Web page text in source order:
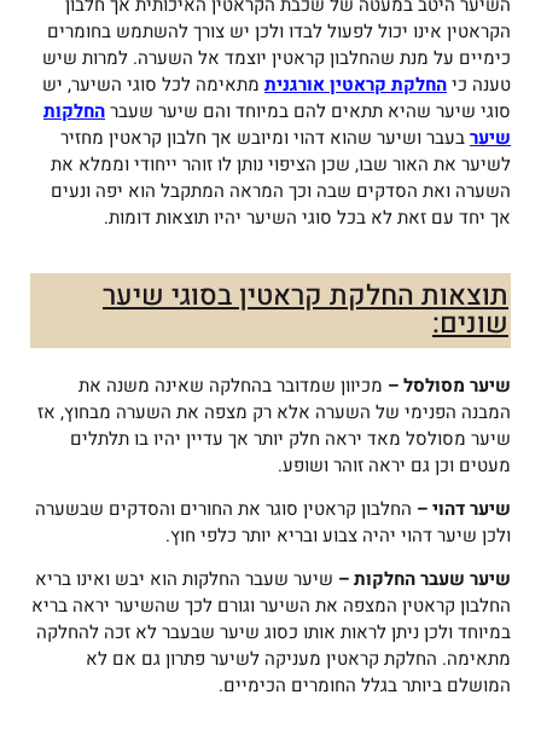
הקראטין אינו יכול לפעול לבדו ולכן יש צורך להשתמש בחומרים
כימיים על מנת שהחלבון קראטין יוצמד אל השערה. למרות שיש
טענה כיהחלקת קראטין אורגנית מתאימה לכל סוגי השיער, יש
סוגי שיער שהיא תתאים להם במיוחד והם שיער שעברהחלקות
שיערבעבר ושיער שהוא דהוי ומיובש אך חלבון קראטין מחזיר
לשיער את האור שבו, שכן הציפוי נותן לו זוהר ייחודי וממלא את
השערה ואת הסדקים שבה וכך המראה המתקבל הוא יפה ונעים
אך יחד עם זאת לא בכל סוגי השיער יהיו תוצאות דומות.
תוצאות החלקת קראטין בסוגי שיער
שונים:
שיער מסולסל – מכיוון שמדובר בהחלקה שאינה משנה את
המבנה הפנימי של השערה אלא רק מצפה את השערה מבחוץ, אז
שיער מסולסל מאד יראה חלק יותר אך עדיין יהיו בו תלתלים
מעטים וכן גם יראה זוהר ושופע.
שיער דהוי – החלבון קראטין סוגר את החורים והסדקים שבשערה
ולכן שיער דהוי יהיה צבוע ובריא יותר כלפי חוץ.
שיער שעבר החלקות – שיער שעבר החלקות הוא יבש ואינו בריא
החלבון קראטין המצפה את השיער וגורם לכך שהשיער יראה בריא
במיוחד ולכן ניתן לראות אותו כסוג שיער שבעבר לא זכה להחלקה
מתאימה. החלקת קראטין מעניקה לשיער פתרון גם אם לא
המושלם ביותר בגלל החומרים הכימיים.